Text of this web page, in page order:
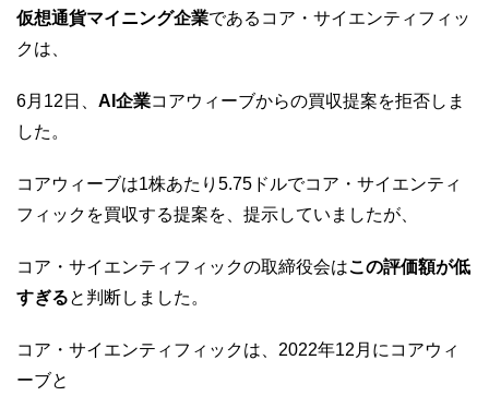
仮想通貨マイニング企業であるコア・サイエンティフィッ
クは、
6月12日、 AI企業コアウィーブからの買収提案を拒否しま
した。
コアウィーブは1株あたり5.75ドルでコア・サイエンティ
フィックを買収する提案を、提示していましたが、
コア・サイエンティフィックの取締役会はこの評価額が低
すぎると判断しました。
コア・サイエンティフィックは、2022年12月にコアウィ
ーブと